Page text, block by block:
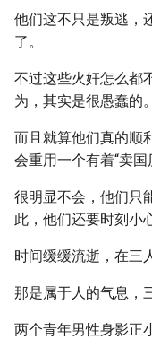
他们这不只是叛逃，
了。
不过这些火奸怎么都
为，其实是很愚蠢的。
而且就算他们真的顺
会重用一个有着“卖国
很明显不会，他们只
此，他们还要时刻小
时间缓缓流逝，在三
那是属于人的气息，
两个青年男性身影正